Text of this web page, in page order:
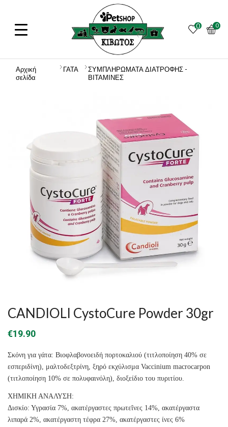
0 0
Αρχική
σελίδα
ΓΑΤΑ
ΣΥΜΠΛΗΡΩΜΑΤΑ ΔΙΑΤΡΟΦΗΣ -
ΒΙΤΑΜΙΝΕΣ
CANDIOLI CystoCure Powder 30gr
€19.90
Σκόνη για γάτα: Bιοφλαβονοειδή πορτοκαλιού (τιτλοποίηση 40% σε
εσπεριδίνη), μαλτοδεξτρίνη, ξηρό εκχύλισμα Vaccinium macrocarpon
(τιτλοποίηση 10% σε πολυφαινόλη), διοξείδιο του πυριτίου.
ΧΗΜΙΚΗ ΑΝΑΛΥΣΗ:
Δισκίο: Υγρασία 7%, ακατέργαστες πρωτεΐνες 14%, ακατέργαστα
λιπαρά 2%, ακατέργαστη τέφρα 27%, ακατέργαστες ίνες 6%